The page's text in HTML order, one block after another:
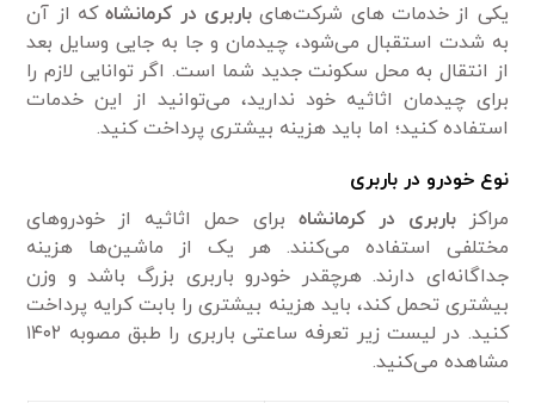
یکی از خدمات های شرکت‌های باربری در کرمانشاهکه از آن
به شدت استقبال می‌شود، چیدمان و جا به جایی وسایل بعد
از انتقال به محل سکونت جدید شما است. اگر توانایی لازم را
برای چیدمان اثاثیه خود ندارید، می‌توانید از این خدمات
استفاده کنید؛ اما باید هزینه بیشتری پرداخت کنید.
نوع خودرو در باربری
مراکزباربری در کرمانشاه برای حمل اثاثیه از خودروهای
مختلفی استفاده می‌کنند. هر یک از ماشین‌ها هزینه
جداگانه‌ای دارند. هرچقدر خودرو باربری بزرگ باشد و وزن
بیشتری تحمل کند، باید هزینه بیشتری را بابت کرایه پرداخت
کنید. در لیست زیر تعرفه ساعتی باربری را طبق مصوبه ۱۴۰۲
مشاهده می‌کنید.